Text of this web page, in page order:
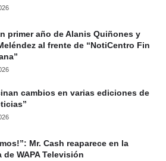
primer año de Alanis Quiñones y
al frente de “NotiCentro Fin
cambios en varias ediciones de
Mr. Cash reaparece en la
de WAPA Televisión